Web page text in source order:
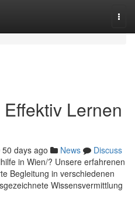
Lernen
50 days ago News
Discuss
in Wien/? Unsere erfahrenen
Begleitung in verschiedenen
Wissensvermittlung